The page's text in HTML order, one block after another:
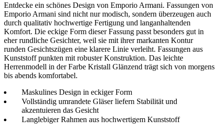
Entdecke ein schönes Design von Emporio Armani. Fassungen von
Emporio Armani sind nicht nur modisch, sondern überzeugen auch
durch qualitativ hochwertige Fertigung und langanhaltenden
Komfort. Die eckige Form dieser Fassung passt besonders gut in
eher rundliche Gesichter, weil sie mit ihrer markanten Kontur
runden Gesichtszügen eine klarere Linie verleiht. Fassungen aus
Kunststoff punkten mit robuster Konstruktion. Das leichte
Herrenmodell in der Farbe Kristall Glänzend trägt sich von morgens
bis abends komfortabel.
Maskulines Design in eckiger Form
Vollständig umrandete Gläser liefern Stabilität und
akzentuieren das Gesicht
Langlebiger Rahmen aus hochwertigem Kunststoff